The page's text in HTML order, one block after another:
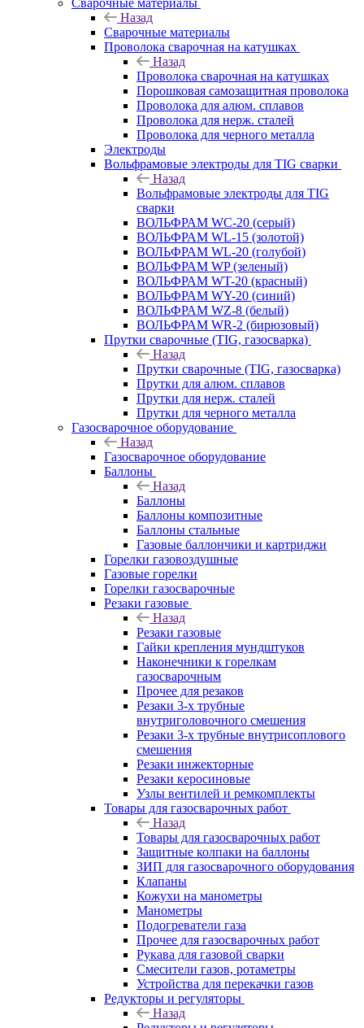
Сварочные материалы
Назад
Сварочные материалы
Проволока сварочная на катушках
Назад
Проволока сварочная на катушках
Порошковая самозащитная проволока
Проволока для алюм. сплавов
Проволока для нерж. сталей
Проволока для черного металла
Электроды
Вольфрамовые электроды для TIG сварки
Назад
Вольфрамовые электроды для TIG
сварки
ВОЛЬФРАМ WC-20 (серый)
ВОЛЬФРАМ WL-15 (золотой)
ВОЛЬФРАМ WL-20 (голубой)
ВОЛЬФРАМ WP (зеленый)
ВОЛЬФРАМ WT-20 (красный)
ВОЛЬФРАМ WY-20 (синий)
ВОЛЬФРАМ WZ-8 (белый)
ВОЛЬФРАМ WR-2 (бирюзовый)
Прутки сварочные (TIG, газосварка)
Назад
Прутки сварочные (TIG, газосварка)
Прутки для алюм. сплавов
Прутки для нерж. сталей
Прутки для черного металла
Газосварочное оборудование
Назад
Газосварочное оборудование
Баллоны
Назад
Баллоны
Баллоны композитные
Баллоны стальные
Газовые баллончики и картриджи
Горелки газовоздушные
Газовые горелки
Горелки газосварочные
Резаки газовые
Назад
Резаки газовые
Гайки крепления мундштуков
Наконечники к горелкам
газосварочным
Прочее для резаков
Резаки 3-х трубные
внутриголовочного смешения
Резаки 3-х трубные внутрисоплового
смешения
Резаки инжекторные
Резаки керосиновые
Узлы вентилей и ремкомплекты
Товары для газосварочных работ
Назад
Товары для газосварочных работ
Защитные колпаки на баллоны
ЗИП для газосварочного оборудования
Клапаны
Кожухи на манометры
Манометры
Подогреватели газа
Прочее для газосварочных работ
Рукава для газовой сварки
Смесители газов, ротаметры
Устройства для перекачки газов
Редукторы и регуляторы
Назад